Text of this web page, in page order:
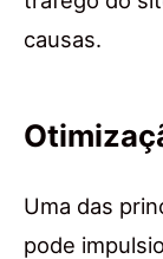
causas.
Uma das
pode